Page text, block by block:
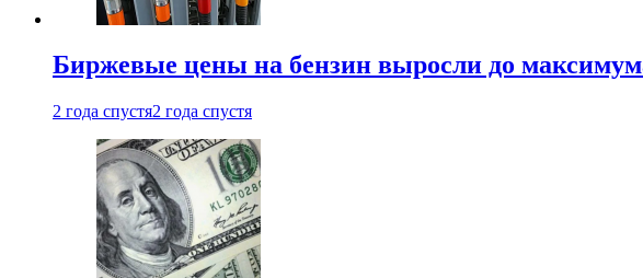
Биржевые цены на бензин выросли до
2 года спустя2 года спустя